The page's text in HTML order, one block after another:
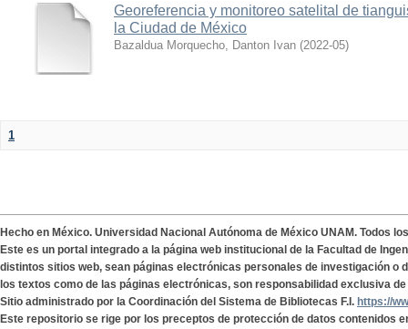
Georeferencia y monitoreo satelital de
la Ciudad de México
Bazaldua Morquecho, Danton Ivan (2022-05)
1
Hecho en México. Universidad Nacional Autónoma de México UNAM. Todos
Este es un portal integrado a la página web institucional de la Facultad de
distintos sitios web, sean páginas electrónicas personales de investigación o
los textos como de las páginas electrónicas, son responsabilidad exclusiva
Sitio administrado por la Coordinación del Sistema de Bibliotecas F.I. https://
Este repositorio se rige por los preceptos de protección de datos contenidos